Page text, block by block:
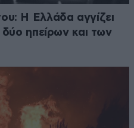
Η Ελλάδα αγγίζει
ηπείρων και των